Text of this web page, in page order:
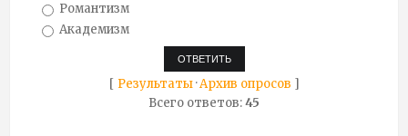
Романтизм
Академизм
[ Результаты·Архив опросов ]
Всего ответов:45